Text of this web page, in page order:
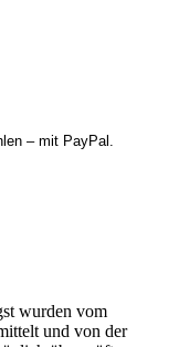
wurden vom
und von der